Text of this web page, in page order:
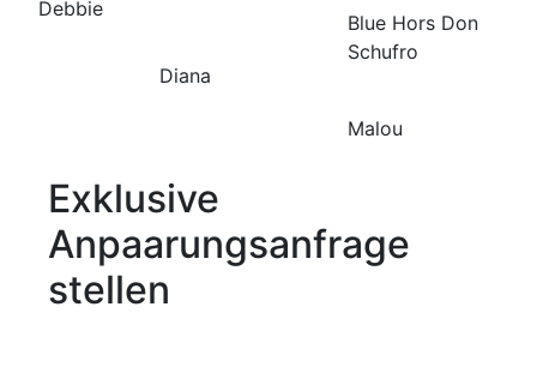
Debbie
Diana
Blue Hors Don
Schufro
Malou
Exklusive
Anpaarungsanfrage
stellen